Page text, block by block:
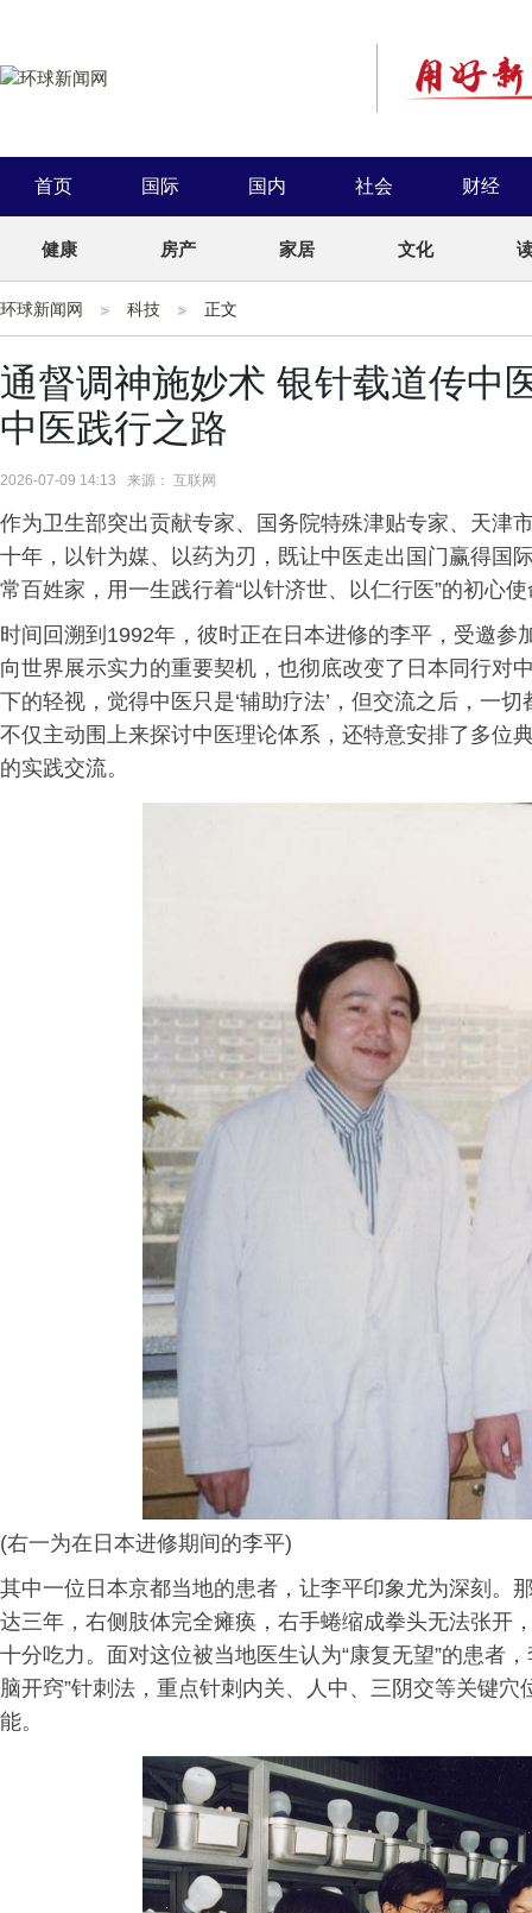
首页 国际 国内 社会 财经
健康 房产 家居 文化
环球新闻网 科技 正文
通督调神施妙术 银针载道传
中医践行之路
2026-07-09 14:13 来源： 互联网
作为卫生部突出贡献专家、国务院特殊津贴专家、天津
十年，以针为媒、以药为刃，既让中医走出国门赢得国
常百姓家，用一生践行着“以针济世、以仁行医”的初心
时间回溯到1992年，彼时正在日本进修的李平，受邀
向世界展示实力的重要契机，也彻底改变了日本同行对
下的轻视，觉得中医只是‘辅助疗法’，但交流之后，一
不仅主动围上来探讨中医理论体系，还特意安排了多位
的实践交流。
(右一为在日本进修期间的李平)
其中一位日本京都当地的患者，让李平印象尤为深刻。
达三年，右侧肢体完全瘫痪，右手蜷缩成拳头无法张开
十分吃力。面对这位被当地医生认为“康复无望”的患者
脑开窍”针刺法，重点针刺内关、人中、三阴交等关键
能。